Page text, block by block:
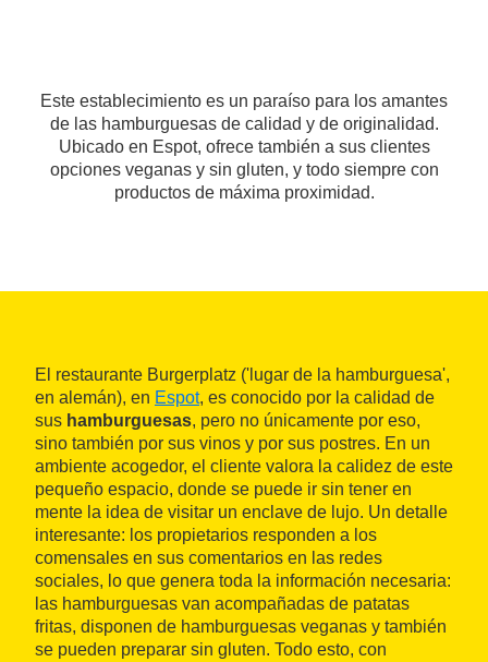
Este establecimiento es un paraíso para los amantes
de las hamburguesas de calidad y de originalidad.
Ubicado en Espot, ofrece también a sus clientes
opciones veganas y sin gluten, y todo siempre con
productos de máxima proximidad.
El restaurante Burgerplatz ('lugar de la hamburguesa',
en alemán), en Espot, es conocido por la calidad de
sus hamburguesas, pero no únicamente por eso,
sino también por sus vinos y por sus postres. En un
ambiente acogedor, el cliente valora la calidez de este
pequeño espacio, donde se puede ir sin tener en
mente la idea de visitar un enclave de lujo. Un detalle
interesante: los propietarios responden a los
comensales en sus comentarios en las redes
sociales, lo que genera toda la información necesaria:
las hamburguesas van acompañadas de patatas
fritas, disponen de hamburguesas veganas y también
se pueden preparar sin gluten. Todo esto, con